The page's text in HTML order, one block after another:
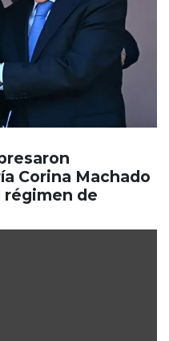
Corina Machado
régimen de